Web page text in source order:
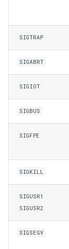
SIGTRAP
SIGABRT
SIGIOT
SIGBUS
SIGFPE
SIGKILL
SIGUSR1
SIGUSR2
SIGSEGV